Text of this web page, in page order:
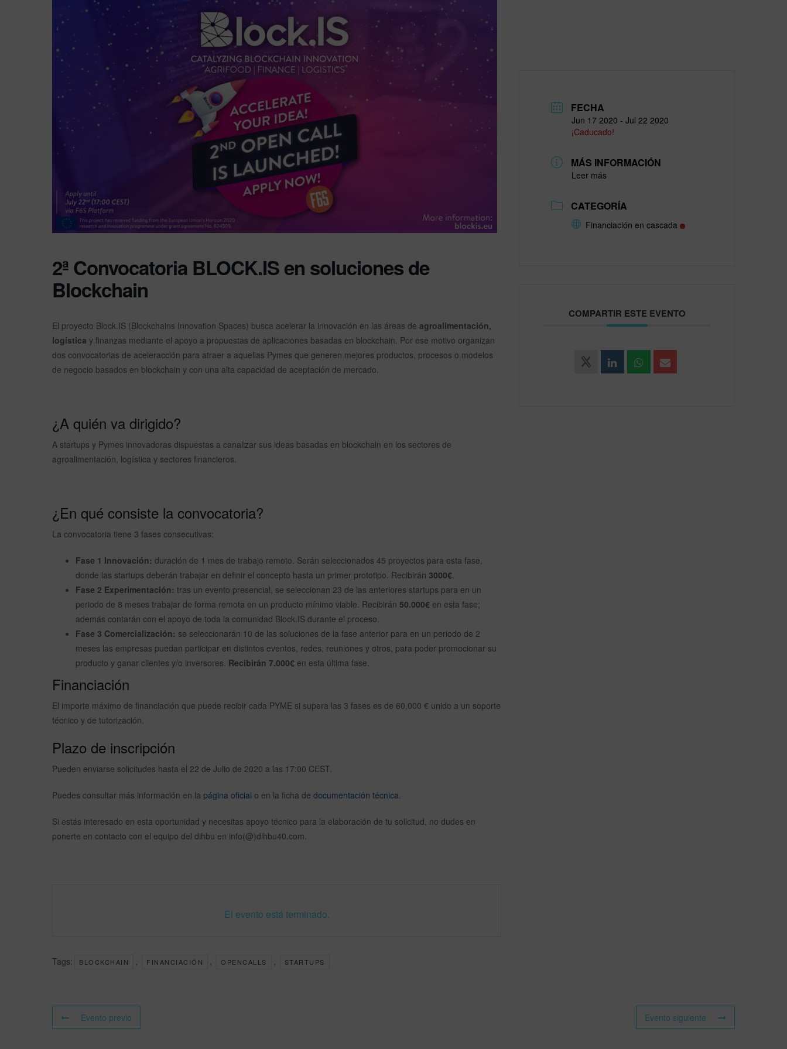
2ª Convocatoria BLOCK.IS en soluciones de
Blockchain
El proyecto Block.IS (Blockchains Innovation Spaces) busca acelerar la innovación en las áreas de agroalimentación,
logística y finanzas mediante el apoyo a propuestas de aplicaciones basadas en blockchain. Por ese motivo organizan
dos convocatorias de aceleracción para atraer a aquellas Pymes que generen mejores productos, procesos o modelos
de negocio basados en blockchain y con una alta capacidad de aceptación de mercado.
¿A quién va dirigido?
A startups y Pymes innovadoras dispuestas a canalizar sus ideas basadas en blockchain en los sectores de
agroalimentación, logística y sectores financieros.
¿En qué consiste la convocatoria?
La convocatoria tiene 3 fases consecutivas:
Fase 1 Innovación: duración de 1 mes de trabajo remoto. Serán seleccionados 45 proyectos para esta fase,
donde las startups deberán trabajar en definir el concepto hasta un primer prototipo. Recibirán 3000€.
Fase 2 Experimentación: tras un evento presencial, se seleccionan 23 de las anteriores startups para en un
periodo de 8 meses trabajar de forma remota en un producto mínimo viable. Recibirán 50.000€ en esta fase;
además contarán con el apoyo de toda la comunidad Block.IS durante el proceso.
Fase 3 Comercialización: se seleccionarán 10 de las soluciones de la fase anterior para en un periodo de 2
meses las empresas puedan participar en distintos eventos, redes, reuniones y otros, para poder promocionar su
producto y ganar clientes y/o inversores. Recibirán 7.000€ en esta última fase.
Financiación
El importe máximo de financiación que puede recibir cada PYME si supera las 3 fases es de 60,000 € unido a un soporte
técnico y de tutorización.
Plazo de inscripción
Pueden enviarse solicitudes hasta el 22 de Julio de 2020 a las 17:00 CEST.
Puedes consultar más información en la página oficial o en la ficha de documentación técnica.
Si estás interesado en esta oportunidad y necesitas apoyo técnico para la elaboración de tu solicitud, no dudes en
ponerte en contacto con el equipo del dihbu en info(@)dihbu40.com.
El evento está terminado.
Tags: BLOCKCHAIN , FINANCIACIÓN , OPENCALLS , STARTUPS
FECHA
Jun 17 2020 - Jul 22 2020
¡Caducado!
MÁS INFORMACIÓN
Leer más
CATEGORÍA
Financiación en cascada
COMPARTIR ESTE EVENTO
Evento previo Evento siguiente